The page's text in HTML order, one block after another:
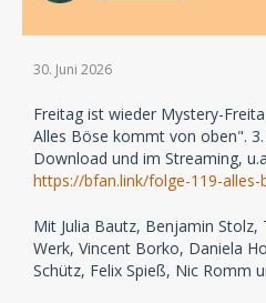
30. Juni 2026
Freitag ist wieder Mystery-
Alles Böse kommt von oben". 3.
Download und im Streaming,
https://bfan.link/folge-119-
Mit Julia Bautz, Benjamin Stolz,
Werk, Vincent Borko, Daniela
Schütz, Felix Spieß, Nic Romm